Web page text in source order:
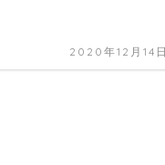
2020年12月14